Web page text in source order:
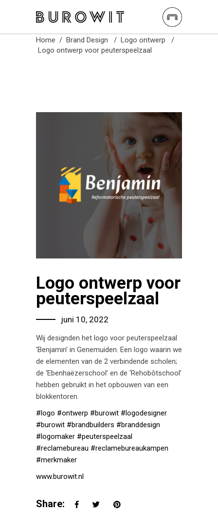
Home / Brand Design / Logo ontwerp
/
Logo ontwerp voor peuterspeelzaal
Logo ontwerp voor
peuterspeelzaal
juni 10, 2022
Wij designden het logo voor peuterspeelzaal
‘Benjamin’ in Genemuiden. Een logo waarin we
de elementen van de 2 verbindende scholen;
de ‘Ebenhaëzerschool’ en de ‘Rehobôtschool’
hebben gebruikt in het opbouwen van een
blokkentoren.
#logo #ontwerp #burowit #logodesigner
#burowit #brandbuilders #branddesign
#logomaker #peuterspeelzaal
#reclamebureau #reclamebureaukampen
#merkmaker
www.burowit.nl
Share: